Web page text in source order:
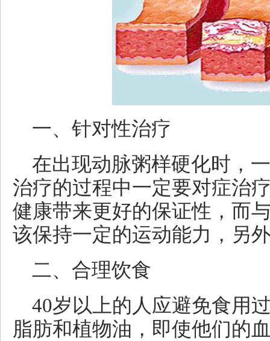
一、针对性治疗
在出现动脉粥样硬化时，
治疗的过程中一定要对症治
健康带来更好的保证性，而
该保持一定的运动能力，另
二、合理饮食
40岁以上的人应避免食用
脂肪和植物油，即使他们的